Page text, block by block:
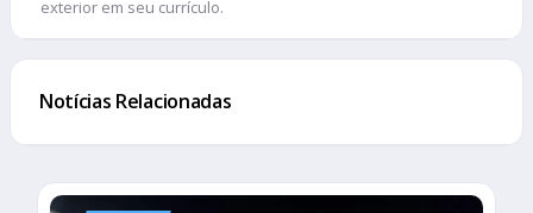
exterior em seu currículo.
Notícias Relacionadas